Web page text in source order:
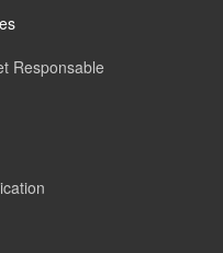
Responsable